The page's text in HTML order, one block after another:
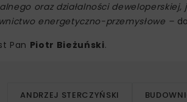
oraz działalności deweloperskiej,
energetyczno-przemysłowe –
Pan Piotr Bieżuński.
ANDRZEJ STERCZYŃSKI